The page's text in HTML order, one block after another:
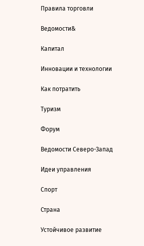
Правила торговли
Ведомости&
Капитал
Инновации и технологии
Как потратить
Туризм
Форум
Ведомости Северо-Запад
Идеи управления
Спорт
Страна
Устойчивое развитие